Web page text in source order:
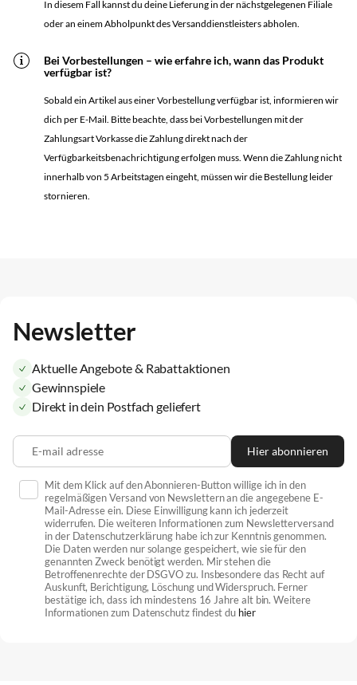
In diesem Fall kannst du deine Lieferung in der nächstgelegenen Filiale
oder an einem Abholpunkt des Versanddienstleisters abholen.
Bei Vorbestellungen – wie erfahre ich, wann das Produkt
verfügbar ist?
Sobald ein Artikel aus einer Vorbestellung verfügbar ist, informieren wir
dich per E-Mail. Bitte beachte, dass bei Vorbestellungen mit der
Zahlungsart Vorkasse die Zahlung direkt nach der
Verfügbarkeitsbenachrichtigung erfolgen muss. Wenn die Zahlung nicht
innerhalb von 5 Arbeitstagen eingeht, müssen wir die Bestellung leider
stornieren.
Newsletter
Aktuelle Angebote & Rabattaktionen
Gewinnspiele
Direkt in dein Postfach geliefert
E-mail adresse Hier abonnieren
Mit dem Klick auf den Abonnieren-Button willige ich in den
regelmäßigen Versand von Newslettern an die angegebene E-
Mail-Adresse ein. Diese Einwilligung kann ich jederzeit
widerrufen. Die weiteren Informationen zum Newsletterversand
in der Datenschutzerklärung habe ich zur Kenntnis genommen.
Die Daten werden nur solange gespeichert, wie sie für den
genannten Zweck benötigt werden. Mir stehen die
Betroffenenrechte der DSGVO zu. Insbesondere das Recht auf
Auskunft, Berichtigung, Löschung und Widerspruch. Ferner
bestätige ich, dass ich mindestens 16 Jahre alt bin. Weitere
Informationen zum Datenschutz findest du hier